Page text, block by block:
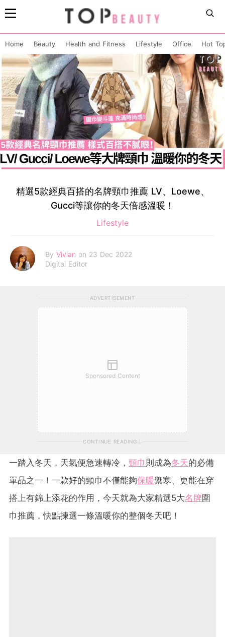
Home Beauty Health and Fitness Lifestyle Office Hot
精選5款經典百搭的名牌頸巾推薦 LV、Loewe、
Gucci等讓你的冬天倍感溫暖！
Lifestyle
By Vivian on 23 Dec 2022
Digital Editor
ADVERTISEMENT
Sponsored Content
CONTINUE READING
一踏入冬天，天氣便急速轉冷， 頸巾 則成為冬天的必備
單品之一！一款好的頸巾不僅能夠保暖禦寒、更能在穿
搭上有錦上添花的作用，今天就為大家精選5大名牌圍
巾推薦，快點揀選一條溫暖你的整個冬天吧！